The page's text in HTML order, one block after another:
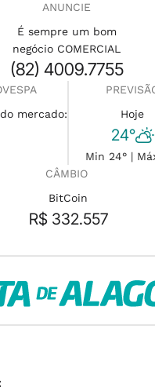
ANUNCIE
É sempre um bom
negócio COMERCIAL
(82) 4009.7755
mercado:
Hoje
24°
Min 24° |
CÂMBIO
BitCoin
R$ 332.557